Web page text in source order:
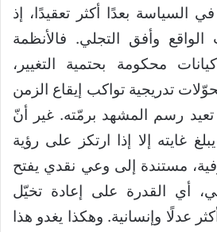
السياسة بعدًا أكثر تعقيدًا، إذ
وأفق التجلي. فالأنظمة
محكومة بحتمية التغيير،
تدريجية تواكب إيقاع الزمن
رسم المشهد برمّته. غير أنّ
غايته إلا إذا ارتكز على رؤية
مستندة إلى وعي نقدي يفتح
أي القدرة على إعادة تخيّل
عدلًا وإنسانية. وهكذا يغدو هذا